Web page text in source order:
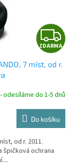
Z
D
R
ZDARMA
7 míst, od r.
odesíláme do 1-5 dnů
Do košíku
od r. 2011.
špičková ochrana